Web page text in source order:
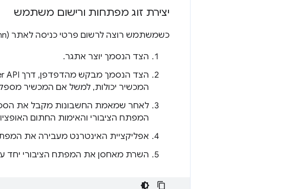
יצירת זוג מפתחות ורישום משתמש
כשמשתמש רוצה לרשום פרטי כניסה לאתר (WebAuthn) בתור "הצד הנסמך"):
הצד הנסמך יוצר אתגר.
המכשיר יכולות, למשל אם המכשיר מספק
לאחר שמאמת החשבונות מקבל את
המפתח הציבורי והאימות החתום
אפליקציית האינטרנט מעבירה את
השרת מאחסן את המפתח הציבורי יחד